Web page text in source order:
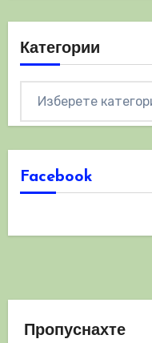
Категории
Facebook
Пропуснахте